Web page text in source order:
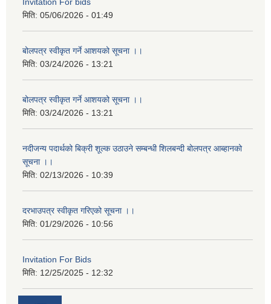
Invitation For bids
मिति: 05/06/2026 - 01:49
बोलपत्र स्वीकृत गर्ने आशयको सूचना ।।
मिति: 03/24/2026 - 13:21
बोलपत्र स्वीकृत गर्ने आशयको सूचना ।।
मिति: 03/24/2026 - 13:21
नदीजन्य पदार्थको बिक्री शूल्क उठाउने सम्बन्धी शिलबन्दी बोलपत्र आब्हानको
सूचना ।।
मिति: 02/13/2026 - 10:39
दरभाउपत्र स्वीकृत गरिएको सूचना ।।
मिति: 01/29/2026 - 10:56
Invitation For Bids
मिति: 12/25/2025 - 12:32